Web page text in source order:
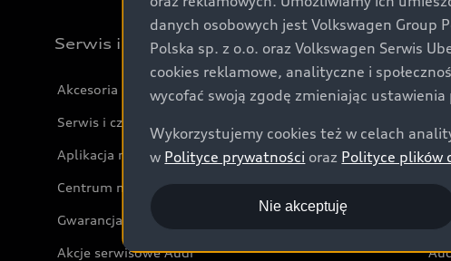
Serwis i akcesoria
Akcesoria
Serwis i części
Aplikacja myAudi i usługi cyfrowe
Centrum napraw powypadkowych
Gwarancja
Akcje serwisowe Audi
danych osobowych jest Volkswagen Group
Polska sp. z o.o. oraz Volkswagen Serwis
cookies reklamowe, analityczne i
wycofać swoją zgodę zmieniając
Wykorzystujemy cookies też w celach
w Polityce prywatności oraz Polityce plików
Nie akceptuję